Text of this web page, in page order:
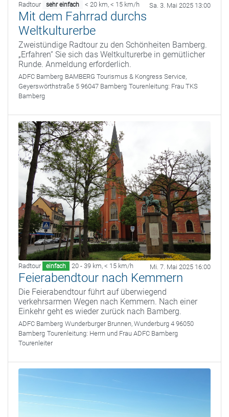
Radtour sehr einfach < 20 km, < 15 km/h Sa. 3. Mai 2025 13:00
Mit dem Fahrrad durchs
Weltkulturerbe
Zweistündige Radtour zu den Schönheiten Bamberg.
„Erfahren“ Sie sich das Weltkulturerbe in gemütlicher
Runde. Anmeldung erforderlich.
ADFC Bamberg BAMBERG Tourismus & Kongress Service,
Geyerswörthstraße 5 96047 Bamberg Tourenleitung: Frau TKS
Bamberg
Radtour einfach 20 - 39 km, < 15 km/h Mi. 7. Mai 2025 16:00
Feierabendtour nach Kemmern
Die Feierabendtour führt auf überwiegend
verkehrsarmen Wegen nach Kemmern. Nach einer
Einkehr geht es wieder zurück nach Bamberg.
ADFC Bamberg Wunderburger Brunnen, Wunderburg 4 96050
Bamberg Tourenleitung: Herrn und Frau ADFC Bamberg
Tourenleiter